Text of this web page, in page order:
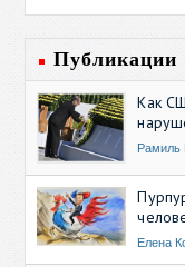
Публикации
Как
Рамиль
Елена